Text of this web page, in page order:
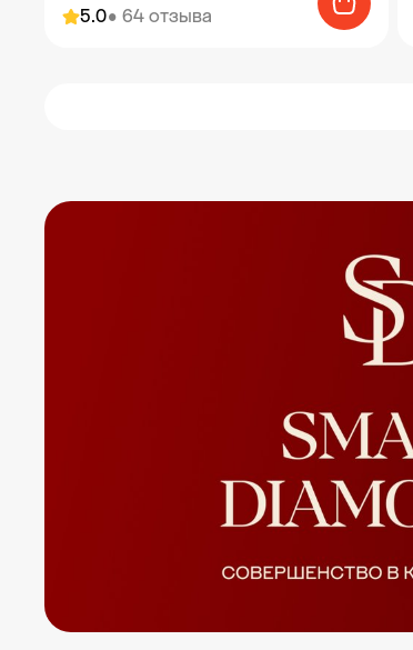
5.0• 64 отзыва